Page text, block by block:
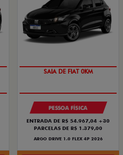
SAIA DE FIAT 0KM
PESSOA FÍSICA
ENTRADA DE R$ 54.967,04 +30
PARCELAS DE R$ 1.379,00
ARGO DRIVE 1.0 FLEX 4P 2026